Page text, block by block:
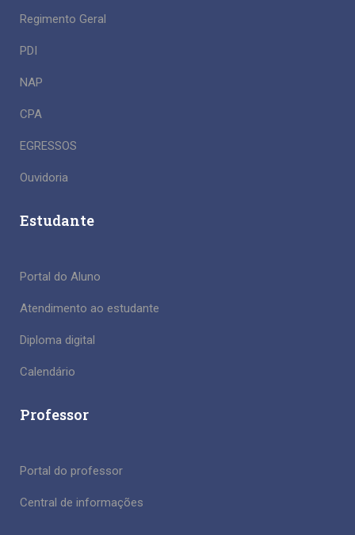
Regimento Geral
PDI
NAP
CPA
EGRESSOS
Ouvidoria
Estudante
Portal do Aluno
Atendimento ao estudante
Diploma digital
Calendário
Professor
Portal do professor
Central de informações